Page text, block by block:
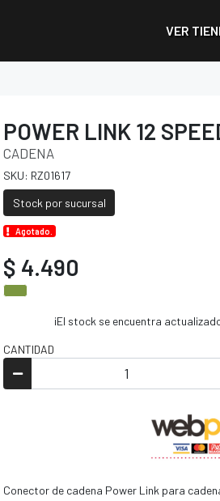
VER
POWER LINK 12
CADENA
SKU: RZ01617
Stock por sucursal
Agotado.
$ 4.490
¡El stock se encuentra
CANTIDAD
Conector de cadena Power Link para